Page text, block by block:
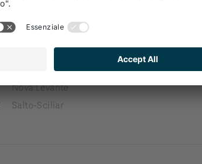
engel gourmet&spa
Nova Levante
Salto-Sciliar